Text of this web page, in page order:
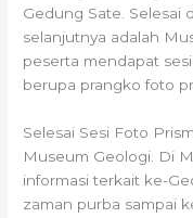
Gedung Sate. Selesai
selanjutnya adalah
peserta mendapat
berupa prangko foto
Selesai Sesi Foto
Museum Geologi. Di
informasi terkait ke-
zaman purba sampai